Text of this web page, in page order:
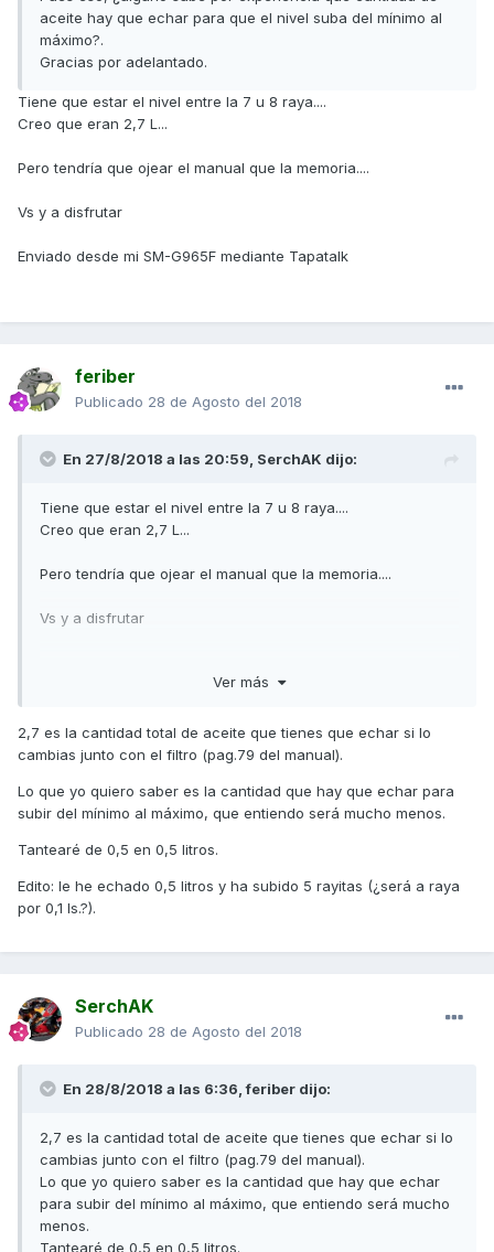
aceite hay que echar para que el nivel suba del mínimo al
máximo?.
Gracias por adelantado.
Tiene que estar el nivel entre la 7 u 8 raya....
Creo que eran 2,7 L...
Pero tendría que ojear el manual que la memoria....
Vs y a disfrutar
Enviado desde mi SM-G965F mediante Tapatalk
feriber
Publicado 28 de Agosto del 2018
En 27/8/2018 a las 20:59, SerchAK dijo:
Tiene que estar el nivel entre la 7 u 8 raya....
Creo que eran 2,7 L...
Pero tendría que ojear el manual que la memoria....
Vs y a disfrutar
Ver más
2,7 es la cantidad total de aceite que tienes que echar si lo
cambias junto con el filtro (pag.79 del manual).
Lo que yo quiero saber es la cantidad que hay que echar para
subir del mínimo al máximo, que entiendo será mucho menos.
Tantearé de 0,5 en 0,5 litros.
Edito: le he echado 0,5 litros y ha subido 5 rayitas (¿será a raya
por 0,1 ls.?).
SerchAK
Publicado 28 de Agosto del 2018
En 28/8/2018 a las 6:36,feriber dijo:
2,7 es la cantidad total de aceite que tienes que echar si lo
cambias junto con el filtro (pag.79 del manual).
Lo que yo quiero saber es la cantidad que hay que echar
para subir del mínimo al máximo, que entiendo será mucho
menos.
Tantearé de 0,5 en 0,5 litros.